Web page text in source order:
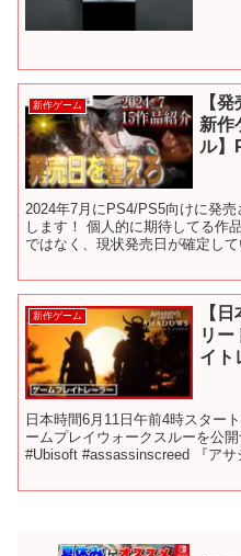
新作ゲーム
【
新作
ル】
2024年7月にPS4/PS5向けに発
します！ 個人的に期待してる作
ではなく、現状発売日が確定し
新作ゲーム
【
リー
イト
日本時間6月11日午前4時スター
ームプレイウォークスルーを公
#Ubisoft #assassinscreed 『ア